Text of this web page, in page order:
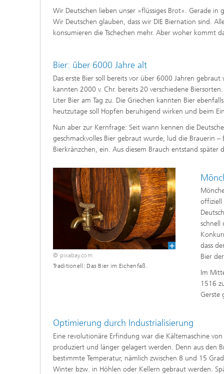
Zustandsüberwachung und
Prüfdienstleistungen
Wir Deutschen lieben unser »flüssiges Brot«. Gerade in
Wir Deutschen glauben, dass wir DIE Biernation sind.
konsumieren die Tschechen mehr. Aber woher kommt
Bier: über 6000 Jahre alt
Das erste Bier soll bereits vor über 6000 Jahren
kannten 2000 v. Chr. bereits 20 verschiedene
Liter Bier am Tag zu. Die Griechen kannten Bier
heutzutage soll Hopfen beruhigend wirken und beim
Nun aber zur Kernfrage: Seit wann kennen die
geschmackvolles Bier gebraut wurde, lud die Brauerin
Bierkränzchen, ein. Aus diesem Brauch entstand später
© pixabay.com
Traditionell: Das Bier im Eichenfaß.
offiziell
schnell
dass
Bier
Im
1516
Gerste
Optimierung durch Industrialisierung
Eine revolutionäre Erfindung war die Kältemaschine
produziert und länger gelagert werden. Denn aus den
bestimmte Temperatur, nämlich zwischen 8 und 15
Winter bzw. in Höhlen oder Kellern gebraut werden.